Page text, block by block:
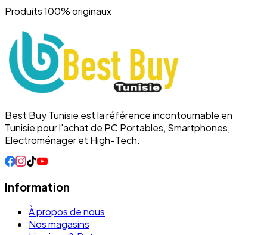
Produits 100% originaux
Best Buy Tunisie est la référence incontournable en
Tunisie pour l'achat de PC Portables, Smartphones,
Electroménager et High-Tech.
Information
À propos de nous
Nos magasins